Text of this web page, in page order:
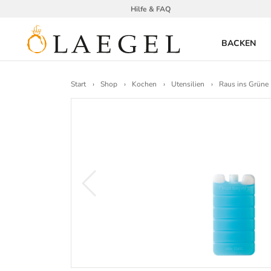
Hilfe & FAQ
BACKEN
Start Shop Kochen Utensilien Raus ins Grüne